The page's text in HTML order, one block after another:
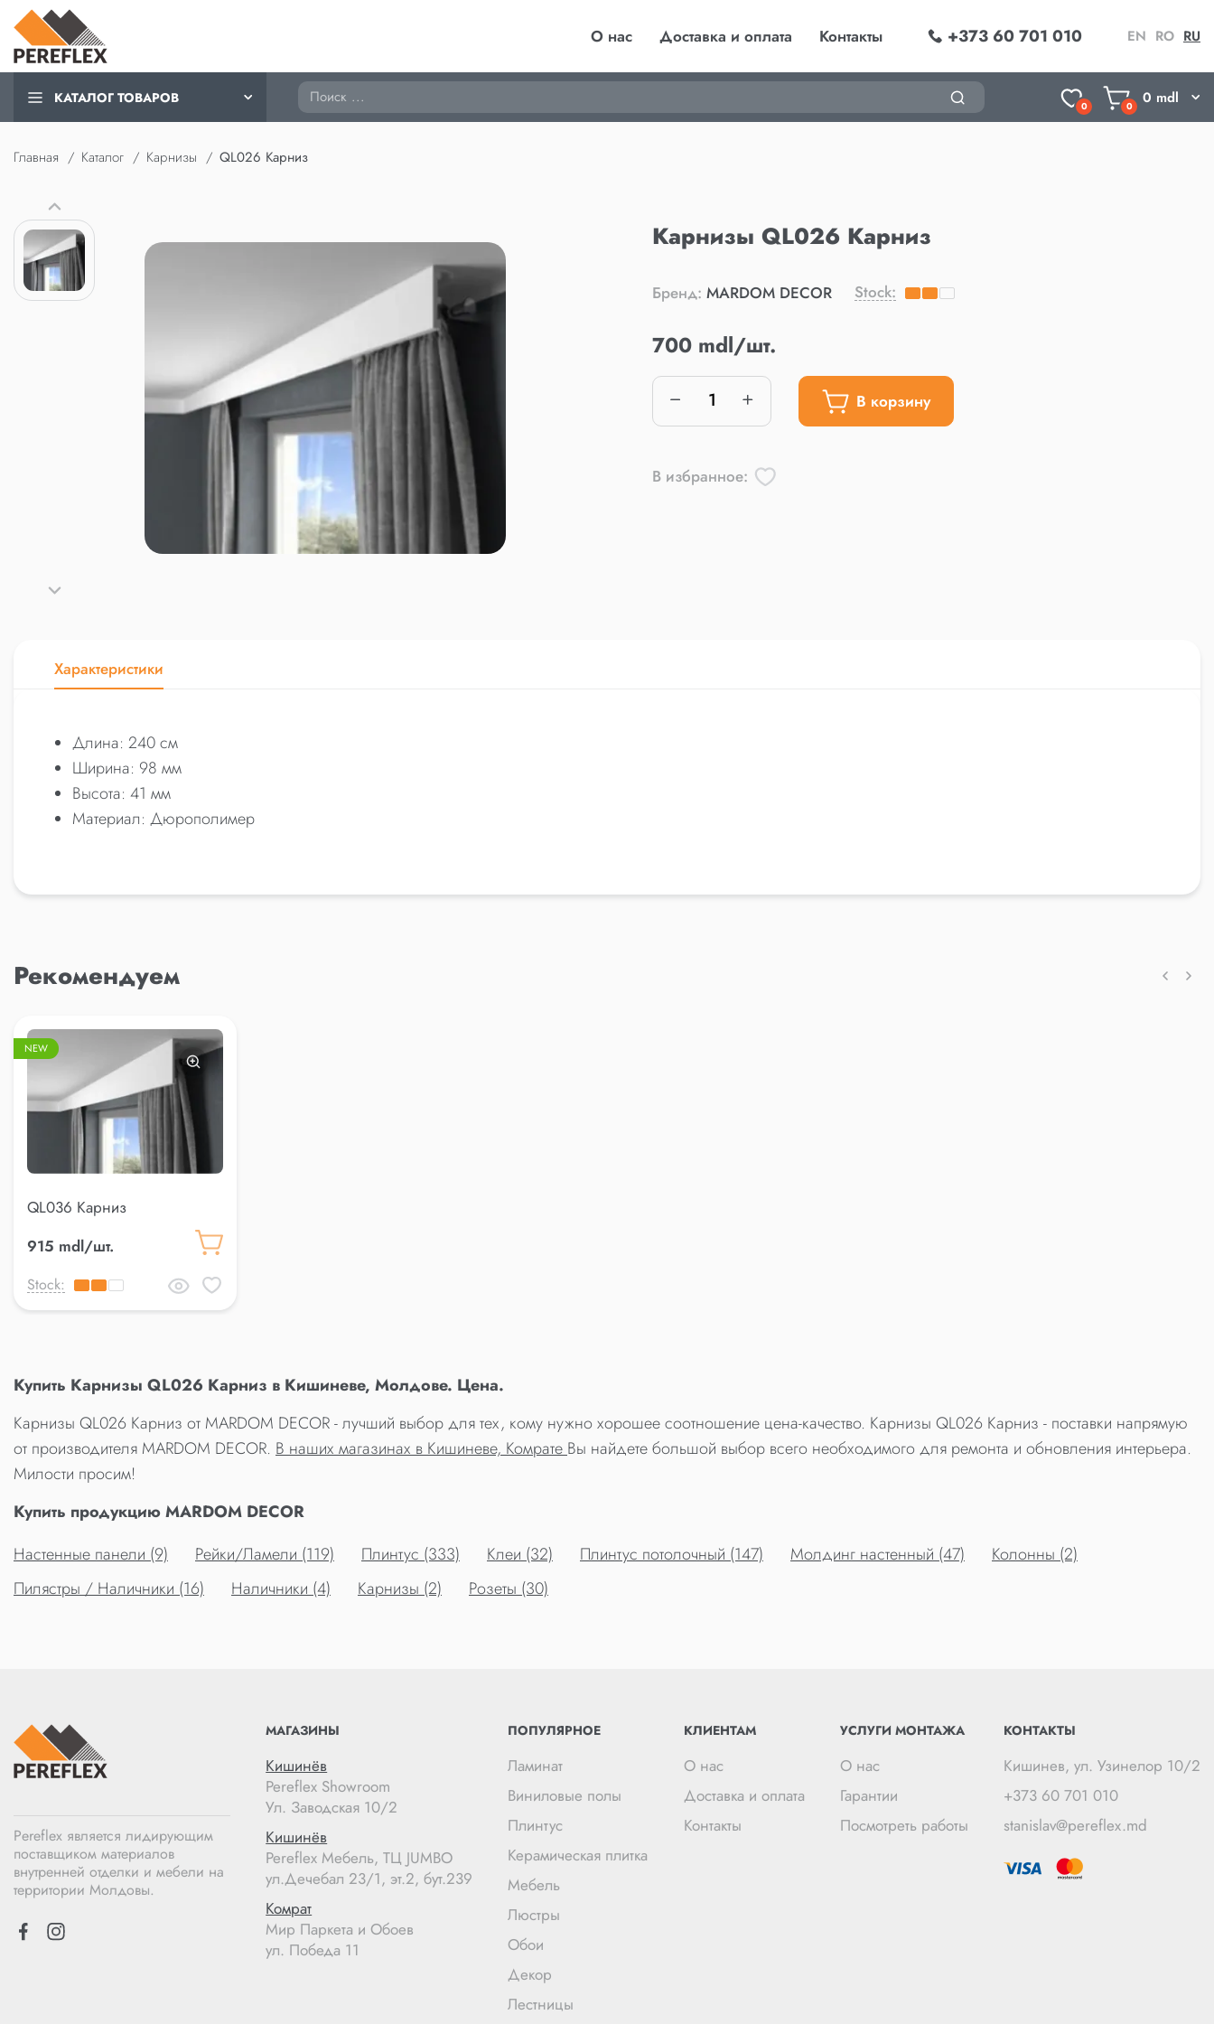
О нас Доставка и оплата Контакты +373 60 701 010 EN RO RU
КАТАЛОГ ТОВАРОВ Поиск
0 0 0 mdl
Главная Каталог Карнизы QL026 Карниз
Карнизы QL026 Карниз
Бренд: MARDOM DECOR Stock:
700 mdl/шт.
В корзину
В избранное:
Характеристики
Длина: 240 см
Ширина: 98 мм
Высота: 41 мм
Материал: Дюрополимер
Рекомендуем
NEW
QL036 Карниз
915 mdl/шт.
Stock:
Купить Карнизы QL026 Карниз в Кишиневе, Молдове. Цена.
Карнизы QL026 Карниз от MARDOM DECOR - лучший выбор для тех, кому нужно хорошее соотношение цена-качество. Карнизы QL026 Карниз - поставки напрямую
от производителя MARDOM DECOR. В наших магазинах в Кишиневе, Комрате Вы найдете большой выбор всего необходимого для ремонта и обновления интерьера.
Милости просим!
Купить продукцию MARDOM DECOR
Настенные панели (9)
Рейки/Ламели (119) Плинтус (333) Клеи (32) Плинтус потолочный (147) Молдинг настенный (47)
Колонны (2)
Пилястры / Наличники (16)
Наличники (4) Карнизы (2) Розеты (30)
Pereflex является лидирующим
поставщиком материалов
внутренней отделки и мебели на
территории Молдовы.
МАГАЗИНЫ
Кишинёв
Pereflex Showroom
Ул. Заводская 10/2
Кишинёв
Pereflex Мебель, ТЦ JUMBO
ул.Дечебал 23/1, эт.2, бут.239
Комрат
Мир Паркета и Обоев
ул. Победа 11
ПОПУЛЯРНОЕ
Ламинат
Виниловые полы
Плинтус
Керамическая плитка
Мебель
Люстры
Обои
Декор
Лестницы
КЛИЕНТАМ
О нас
Доставка и оплата
Контакты
УСЛУГИ МОНТАЖА
О нас
Гарантии
Посмотреть работы
КОНТАКТЫ
Кишинев, ул. Узинелор 10/2
+373 60 701 010
stanislav@pereflex.md